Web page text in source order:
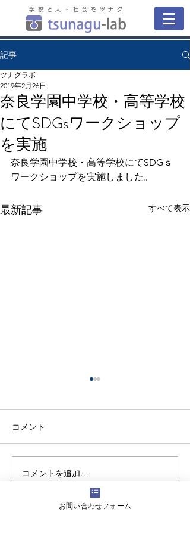
学校と人・社会をツナグ
記事
奈良学園中学校・高等学校
にてSDGsワークショップ
を実施
ツナグラボ
2019年2月26日
奈良学園中学校・高等学校にてSDGｓ
ワークショップを実施しました。
最新記事 すべて表示
【生徒保護者向け】滝川
中学校で情報モラル講演
を実施しました
コメント
コメントを追加…
お問い合わせフォーム